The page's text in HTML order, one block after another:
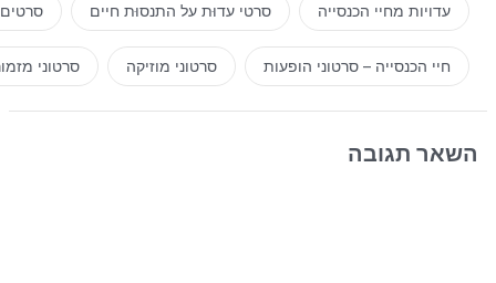
עדויות מחיי הכנסייה סרטי עדוּת על התנסוּת חיים
חיי הכנסייה – סרטוני הופעות סרטוני מוזיקה סרטוני
השאר תגובה